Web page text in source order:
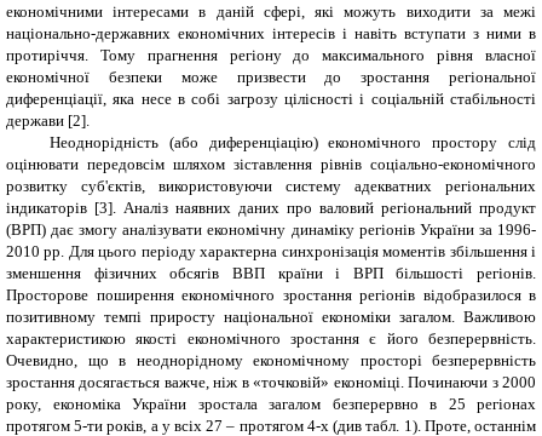
економічними інтересами в даній сфері, які можуть виходити за межі
національно-державних економічних інтересів і навіть вступати з ними в
протиріччя. Тому прагнення регіону до максимального рівня власної
економічної безпеки може призвести до зростання регіональної
диференціації, яка несе в собі загрозу цілісності і соціальній стабільності
держави [2].
Неоднорідність (або диференціацію) економічного простору слід
оцінювати передовсім шляхом зіставлення рівнів соціально-економічного
розвитку суб'єктів, використовуючи систему адекватних регіональних
індикаторів [3]. Аналіз наявних даних про валовий регіональний продукт
(ВРП) дає змогу аналізувати економічну динаміку регіонів України за 1996-
2010 рр. Для цього періоду характерна синхронізація моментів збільшення і
зменшення фізичних обсягів ВВП країни і ВРП більшості регіонів.
Просторове поширення економічного зростання регіонів відобразилося в
позитивному темпі приросту національної економіки загалом. Важливою
характеристикою якості економічного зростання є його безперервність.
Очевидно, що в неоднорідному економічному просторі безперервність
зростання досягається важче, ніж в «точковій» економіці. Починаючи з 2000
року, економіка України зростала загалом безперервно в 25 регіонах
протягом 5-ти років, а у всіх 27 – протягом 4-х (див табл. 1). Проте, останнім